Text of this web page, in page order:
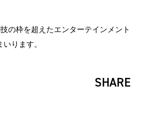
の枠を超えたエンターテインメント
ります。
SHARE